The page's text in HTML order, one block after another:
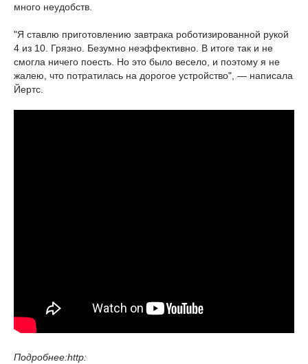
много неудобств.
"Я ставлю приготовлению завтрака роботизированной рукой
4 из 10. Грязно. Безумно неэффективно. В итоге так и не
смогла ничего поесть. Но это было весело, и поэтому я не
жалею, что потратилась на дорогое устройство", — написала
Йертс.
Подробнее:http: